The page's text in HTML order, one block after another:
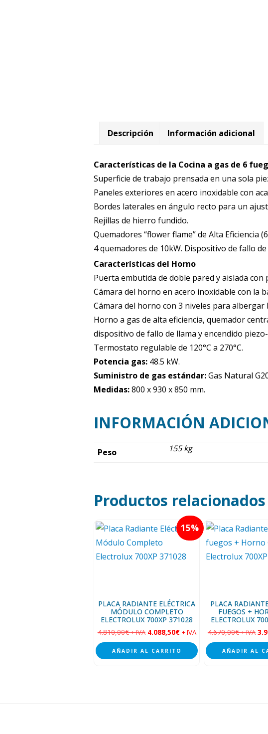
Descripción Información adicional
Características de la Cocina a gas de 6
Superficie de trabajo prensada en una sola
Paneles exteriores en acero inoxidable con
Bordes laterales en ángulo recto para un
Rejillas de hierro fundido.
Quemadores “flower flame” de Alta Eficiencia
4 quemadores de 10kW. Dispositivo de fallo
Características del Horno
Puerta embutida de doble pared y aislada
Cámara del horno en acero inoxidable con la
Cámara del horno con 3 niveles para albergar
Horno a gas de alta eficiencia, quemador
dispositivo de fallo de llama y encendido
Termostato regulable de 120°C a 270°C.
Potencia gas: 48.5 kW.
Suministro de gas estándar:Gas Natural
Medidas:800 x 930 x 850 mm.
INFORMACIÓN
Peso 155 kg
Productos relacionados
15
PLACA RADIANTE ELÉCTRICA
MÓDULO COMPLETO
ELECTROLUX 700XP 371028
4.810,00€ + IVA 4.088,50€ + IVA
AÑADIR AL CARRITO
PLACA
FUEGOS +
ELECTROLUX
4.670,00€ + IVA
AÑADIR AL